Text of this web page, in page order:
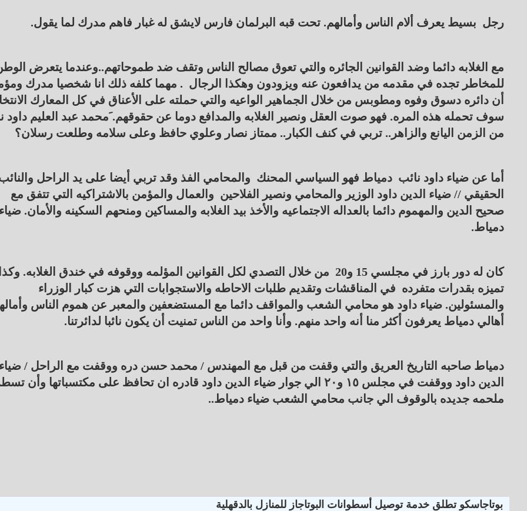
رجل بسيط يعرف ألام الناس وأمالهم. تحت قبه البرلمان فارس لايشق له غبار فاهم مدرك لما يقول.
مع الغلابه دائما وضد القوانين الجائره والتي تعوق مصالح الناس وتقف ضد طموحاتهم..وعندما يتعرض
للمخاطر تجده في مقدمه من يدافعون عنه ويزودون وهكذا الرجال . مهما كلفه ذلك انا شخصيا مدرك
أن دائره دسوق وفوه ومطوبس من خلال الجماهير الواعيه والتي حملته على الأعناق في كل المعارك
سوف تحمله هذه المره. فهو صوت العقل ونصير الغلابه والمدافع دوما عن حقوقهم. َمحمد عبد العليم داود
من الزمن اليانع والزاهر.. تربي في كنف الكبار.. ممتاز نصار وعلوي حافظ وعلى سلامه وطلعت رسلان؟
أما عن ضياء داود نائب دمياط فهو السياسي المحنك والمحامي الفذ وقد تربي أيضا على يد الراحل
الحقيقي // ضياء الدين داود الوزير والمحامي ونصير الفلاحين والعمال والمؤمن بالاشتراكيه التي تتفق مع
صحيح الدين والمهموم دائما بالعداله الاجتماعيه والأخذ بيد الغلابه والمساكين ومنحهم السكينه والأمان.
دمياط.
كان له دور بارز في مجلسي 15 و20 من خلال التصدي لكل القوانين المؤلمه ووقوفه في خندق الغلابه.
تميزه بقدرات متفرده في المناقشات وتقديم طلبات الاحاطه والاستجوابات التي هزت كبار الوزراء
والمسئولين. ضياء داود هو محامي الشعب والمواقف دائما مع المستضعفين والمعبر عن هموم الناس
أهالي دمياط يعرفون أكثر منا أنه واحد منهم. وأنا واحد من الناس تمنيت أن يكون نائبا لدائرتنا.
دمياط صاحبه التاريخ العريق والتي وقفت من قبل مع المهندس / محمد حسن دره ووقفت مع الراحل /
الدين داود ووقفت في مجلس ١٥ و٢٠ الي جوار ضياء الدين داود قادره ان تحافظ على مكتسباتها وأن
ملحمه جديده بالوقوف الي جانب محامي الشعب ضياء دمياط..
بوتاجاسكو تطلق خدمة توصيل أسطوانات البوتاجاز للمنازل بالدقهلية